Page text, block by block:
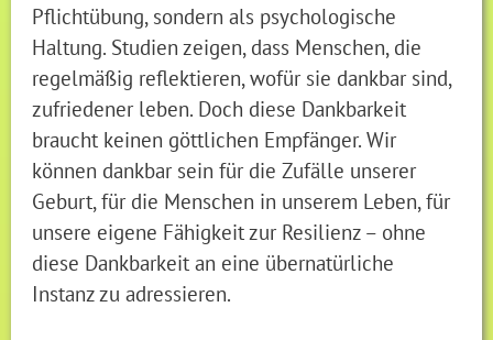
Pflichtübung, sondern als psychologische
Haltung. Studien zeigen, dass Menschen, die
regelmäßig reflektieren, wofür sie dankbar sind,
zufriedener leben. Doch diese Dankbarkeit
braucht keinen göttlichen Empfänger. Wir
können dankbar sein für die Zufälle unserer
Geburt, für die Menschen in unserem Leben, für
unsere eigene Fähigkeit zur Resilienz – ohne
diese Dankbarkeit an eine übernatürliche
Instanz zu adressieren.